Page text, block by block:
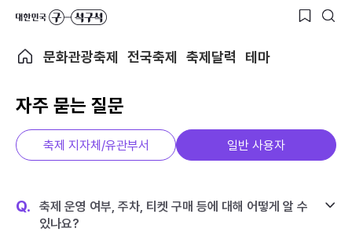
문화관광축제 전국축제 축제달력 테마
자주 묻는 질문
축제 지자체/유관부서 일반 사용자
Q.
축제 운영 여부, 주차, 티켓 구매 등에 대해 어떻게 알 수
있나요?